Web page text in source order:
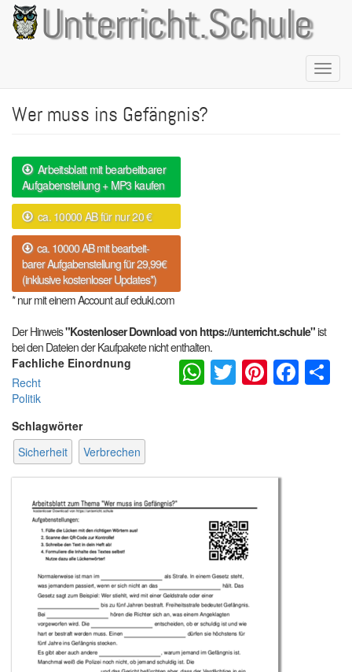
Direkt
zum
Inhalt
Unterricht.Schule
Wer muss ins Gefängnis?
Arbeitsblatt mit bearbeitbarer
Aufgabenstellung + MP3 kaufen
ca. 10000 AB für nur 20 €
ca. 10000 AB mit bearbeit-
barer Aufgabenstellung für 29,99€
(inklusive kostenloser Updates*)
* nur mit einem Account auf eduki.com
Der Hinweis"Kostenloser Download von https://unterricht.schule"ist
bei den Dateien der Kaufpakete nicht enthalten.
Fachliche Einordnung
Recht
Politik
Schlagwörter
Sicherheit
Verbrechen
WhatsApp
Twitter